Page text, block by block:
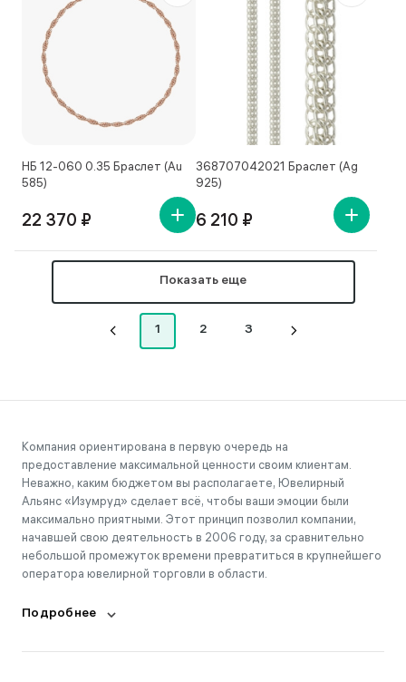
НБ 12-060 0.35 Браслет (Au
585)
22 370 ₽
368707042021 Браслет (Ag
925)
6 210 ₽
Показать еще
1 2 3
Компания ориентирована в первую очередь на
предоставление максимальной ценности своим клиентам.
Неважно, каким бюджетом вы располагаете, Ювелирный
Альянс «Изумруд» сделает всё, чтобы ваши эмоции были
максимально приятными. Этот принцип позволил компании,
начавшей свою деятельность в 2006 году, за сравнительно
небольшой промежуток времени превратиться в крупнейшего
оператора ювелирной торговли в области.
Подробнее